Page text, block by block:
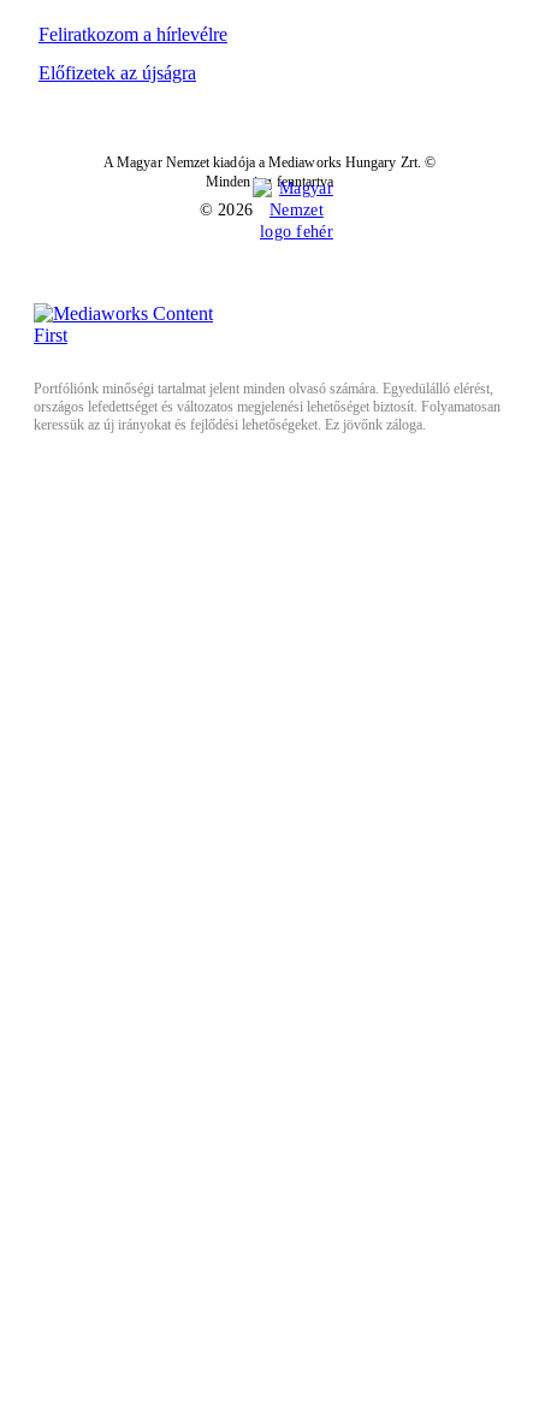
Feliratkozom a hírlevélre
Előfizetek az újságra
A Magyar Nemzet kiadója a Mediaworks Hungary Zrt. ©
Minden jog fenntartva
© 2026
Portfóliónk minőségi tartalmat jelent minden olvasó számára. Egyedülálló elérést,
országos lefedettséget és változatos megjelenési lehetőséget biztosít. Folyamatosan
keressük az új irányokat és fejlődési lehetőségeket. Ez jövőnk záloga.